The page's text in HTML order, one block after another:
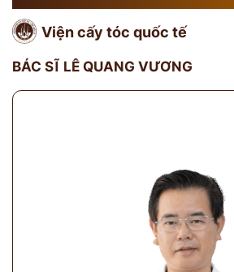
Viện cấy tóc quốc tế
BÁC SĨ LÊ QUANG VƯƠNG